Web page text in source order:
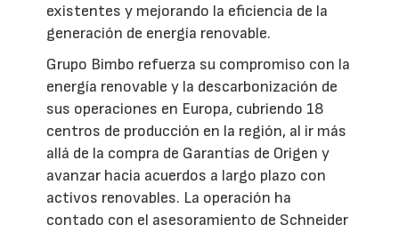
existentes y mejorando la eficiencia de la
generación de energía renovable.
Grupo Bimbo refuerza su compromiso con la
energía renovable y la descarbonización de
sus operaciones en Europa, cubriendo 18
centros de producción en la región, al ir más
allá de la compra de Garantías de Origen y
avanzar hacia acuerdos a largo plazo con
activos renovables. La operación ha
contado con el asesoramiento de Schneider